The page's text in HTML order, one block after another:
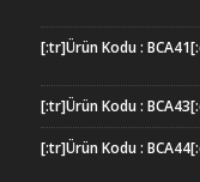
[:tr]Ürün Kodu :
[:tr]Ürün Kodu :
[:tr]Ürün Kodu :